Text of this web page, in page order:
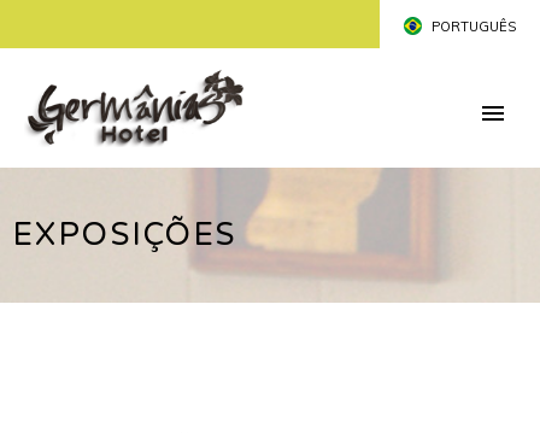
PORTUGUÊS
EXPOSIÇÕES